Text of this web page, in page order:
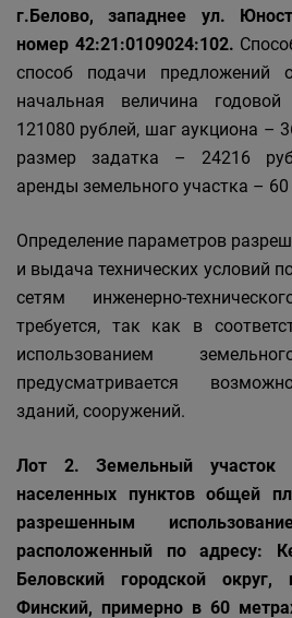
г.Белово, западнее ул.
номер 42:21:0109024:102.
способ подачи
начальная величина
121080 рублей, шаг аукциона –
размер задатка – 24216
аренды земельного участка –
Определение параметров
и выдача технических условий
сетям инженерно-
требуется, так как в
использованием
предусматривается
зданий, сооружений.
Лот 2. Земельный участок
населенных пунктов общей
разрешенным
расположенный по адресу:
Беловский городской
Финский, примерно в 60